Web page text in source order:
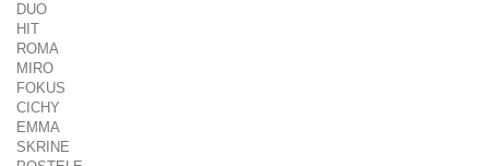
DUO
HIT
ROMA
MIRO
FOKUS
CICHY
EMMA
SKRINE